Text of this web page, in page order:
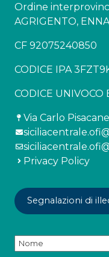
Ordine
AGRIGENTO, ENNA
CF 92075240850
CODICE IPA
CODICE UNIVOCO
Via Carlo
Privacy Policy
Segnalazioni di